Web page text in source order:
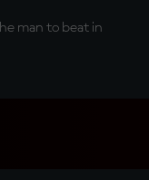
man to beat in